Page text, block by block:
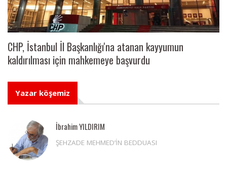
CHP, İstanbul İl Başkanlığı'na atanan kayyumun
kaldırılması için mahkemeye başvurdu
Yazar köşemiz
İbrahim YILDIRIM
ŞEHZADE MEHMED’İN BEDDUASI